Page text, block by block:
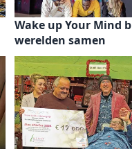
Wake up Your Mind
werelden samen